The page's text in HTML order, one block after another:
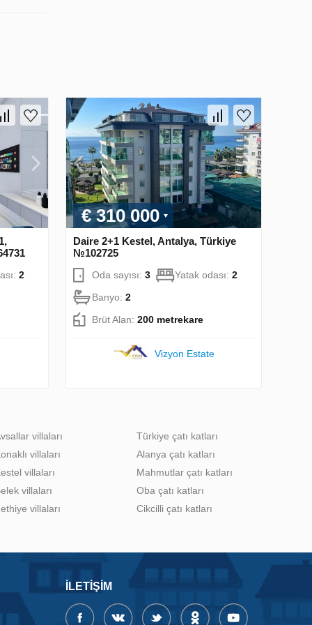
2
€ 310 000
Daire 2+1 Kestel, Antalya, Türkiye
№102725
Oda sayısı: 3 Yatak odası: 2
Banyo: 2
Brüt Alan: 200 metrekare
Vizyon Estate
villaları
villaları
villaları
villaları
villaları
Türkiye çatı katları
Alanya çatı katları
Mahmutlar çatı katları
Oba çatı katları
Cikcilli çatı katları
İLETIŞIM